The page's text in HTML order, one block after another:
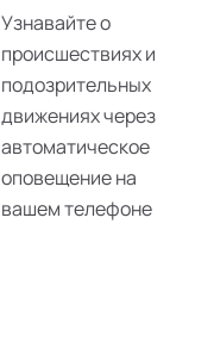
Узнавайте о
происшествиях и
подозрительных
движениях через
автоматическое
оповещение на
вашем телефоне